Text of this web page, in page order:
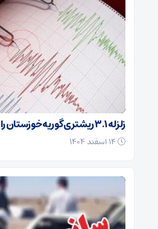
زلزله ۳.۱ ریشتری گوریه خوزستان را لرزاند